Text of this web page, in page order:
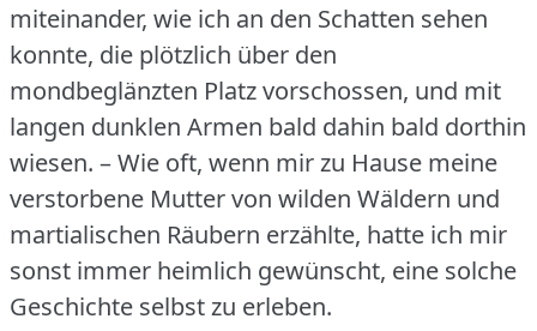
miteinander, wie ich an den Schatten sehen
konnte, die plötzlich über den
mondbeglänzten Platz vorschossen, und mit
langen dunklen Armen bald dahin bald dorthin
wiesen. – Wie oft, wenn mir zu Hause meine
verstorbene Mutter von wilden Wäldern und
martialischen Räubern erzählte, hatte ich mir
sonst immer heimlich gewünscht, eine solche
Geschichte selbst zu erleben.